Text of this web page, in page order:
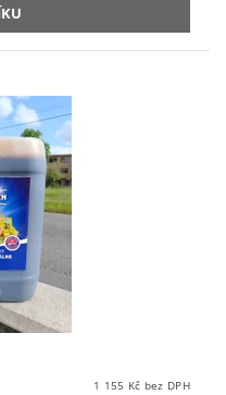
1 155 Kč bez DPH